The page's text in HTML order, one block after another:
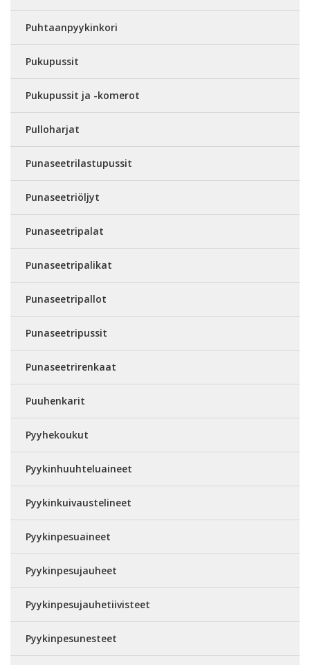
Puhtaanpyykinkori
Pukupussit
Pukupussit ja -komerot
Pulloharjat
Punaseetrilastupussit
Punaseetriöljyt
Punaseetripalat
Punaseetripalikat
Punaseetripallot
Punaseetripussit
Punaseetrirenkaat
Puuhenkarit
Pyyhekoukut
Pyykinhuuhteluaineet
Pyykinkuivaustelineet
Pyykinpesuaineet
Pyykinpesujauheet
Pyykinpesujauhetiivisteet
Pyykinpesunesteet